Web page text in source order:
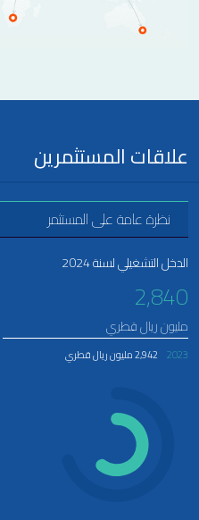
علاقات المستثمرين
نظرة عامة على المستثمر
الدخل التشغيلي لسنة 2024
2,840
مليون ريال قطري
2023 2,942 مليون ريال قطري